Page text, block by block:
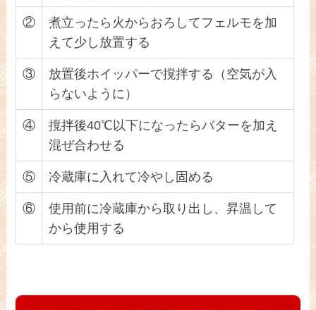
②
煮立ったら火からおろしてフェルモを加
えて少し放置する
③
放置後ホイッパーで撹拌する（空気が入
らないように）
④
撹拌後40℃以下になったらバターを加え
混ぜ合わせる
⑤ 冷蔵庫に入れて冷やし固める
⑥
使用前に冷蔵庫から取り出し、昇温して
から使用する